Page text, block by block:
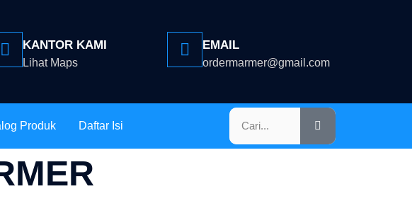
KANTOR KAMI
Lihat Maps
EMAIL
ordermarmer@gmail.com
Produk Daftar Isi